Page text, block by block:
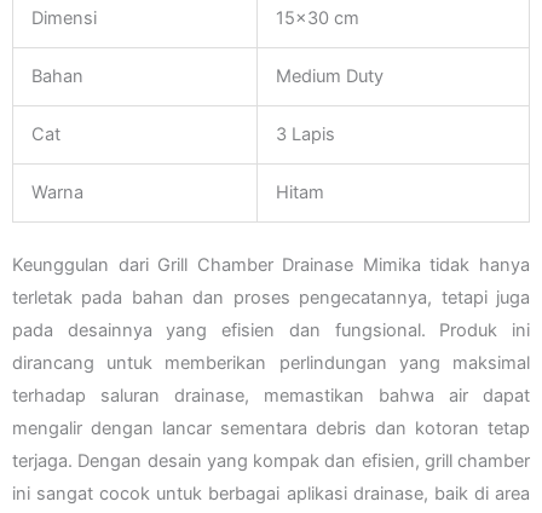
Dimensi 15×30 cm
Bahan Medium Duty
Cat 3 Lapis
Warna Hitam
Keunggulan dari Grill Chamber Drainase Mimika tidak hanya
terletak pada bahan dan proses pengecatannya, tetapi juga
pada desainnya yang efisien dan fungsional. Produk ini
dirancang untuk memberikan perlindungan yang maksimal
terhadap saluran drainase, memastikan bahwa air dapat
mengalir dengan lancar sementara debris dan kotoran tetap
terjaga. Dengan desain yang kompak dan efisien, grill chamber
ini sangat cocok untuk berbagai aplikasi drainase, baik di area